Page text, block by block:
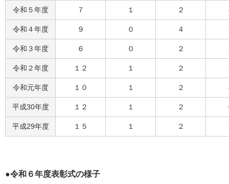
令和５年度 ７ １ ２
令和４年度 ９ ０ ４
令和３年度 ６ ０ ２
令和２年度 １２ １ ２
令和元年度 １０ １ ２
平成30年度 １２ １ ２
平成29年度 １５ １ ２
●令和６年度表彰式の様子